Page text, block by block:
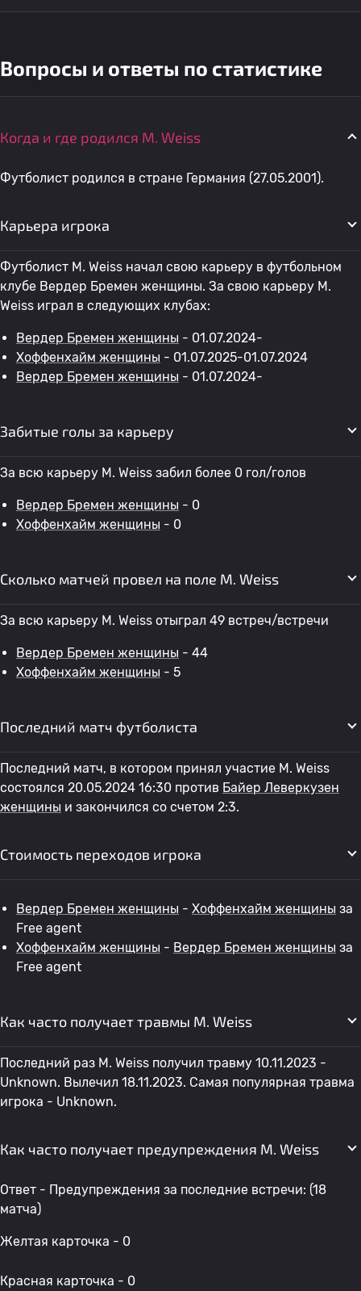
Вопросы и ответы по статистике
Когда и где родился M. Weiss
Футболист родился в стране Германия (27.05.2001).
Карьера игрока
Футболист M. Weiss начал свою карьеру в футбольном
клубе Вердер Бремен женщины. За свою карьеру M.
Weiss играл в следующих клубах:
Вердер Бремен женщины - 01.07.2024-
Хоффенхайм женщины - 01.07.2025-01.07.2024
Вердер Бремен женщины - 01.07.2024-
Забитые голы за карьеру
За всю карьеру M. Weiss забил более 0 гол/голов
Вердер Бремен женщины - 0
Хоффенхайм женщины - 0
Сколько матчей провел на поле M. Weiss
За всю карьеру M. Weiss отыграл 49 встреч/встречи
Вердер Бремен женщины - 44
Хоффенхайм женщины - 5
Последний матч футболиста
Последний матч, в котором принял участие M. Weiss
состоялся 20.05.2024 16:30 против Байер Леверкузен
женщины и закончился со счетом 2:3.
Стоимость переходов игрока
Вердер Бремен женщины - Хоффенхайм женщины за
Free agent
Хоффенхайм женщины - Вердер Бремен женщины за
Free agent
Как часто получает травмы M. Weiss
Последний раз M. Weiss получил травму 10.11.2023 -
Unknown. Вылечил 18.11.2023. Самая популярная травма
игрока - Unknown.
Как часто получает предупреждения M. Weiss
Ответ - Предупреждения за последние встречи: (18
матча)
Желтая карточка - 0
Красная карточка - 0